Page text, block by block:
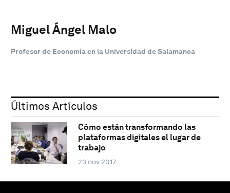
Miguel Ángel Malo
Profesor de Economía en la Universidad de Salamanca
Últimos Artículos
Cómo están transformando las
plataformas digitales el lugar de
trabajo
23 nov 2017